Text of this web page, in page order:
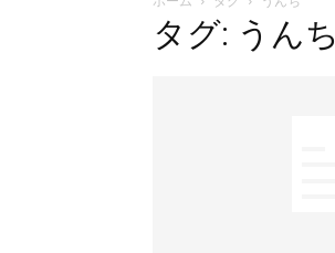
マ
向
タグ: うんち